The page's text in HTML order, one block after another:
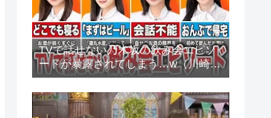
TVで話せない乃木坂の飲み会エピソ
ードが暴露されてしまう…w（川崎
桜、中西アルノ、梅澤美波、山下美
月、他）